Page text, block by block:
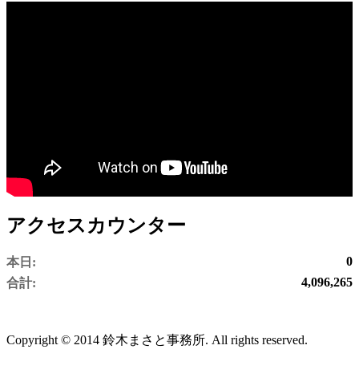
アクセスカウンター
本日:
0
合計:
4,096,265
Copyright © 2014 鈴木まさと事務所. All rights reserved.